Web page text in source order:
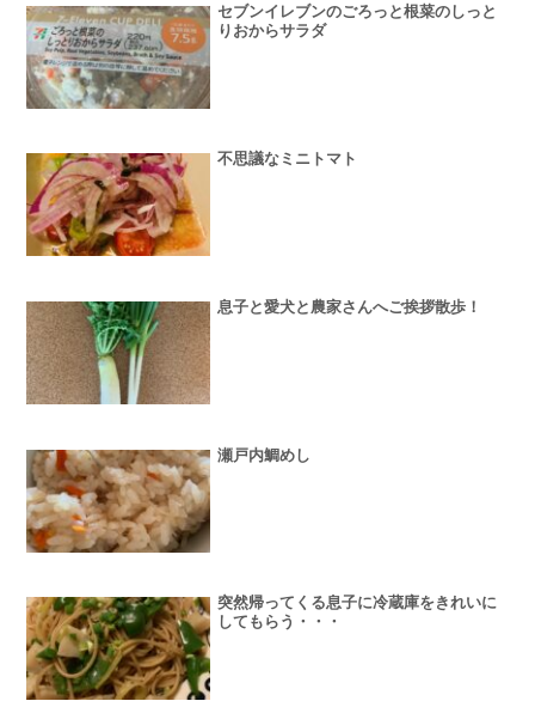
セブンイレブンのごろっと根菜のしっと
りおからサラダ
不思議なミニトマト
息子と愛犬と農家さんへご挨拶散歩！
瀬戸内鯛めし
突然帰ってくる息子に冷蔵庫をきれいに
してもらう・・・